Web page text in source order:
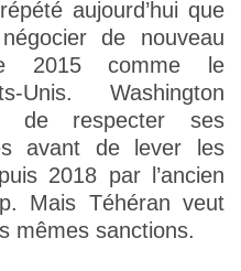
aujourd’hui que
de nouveau
2015 comme le
Washington
de respecter ses
avant de lever les
2018 par l’ancien
Mais Téhéran veut
mêmes sanctions.